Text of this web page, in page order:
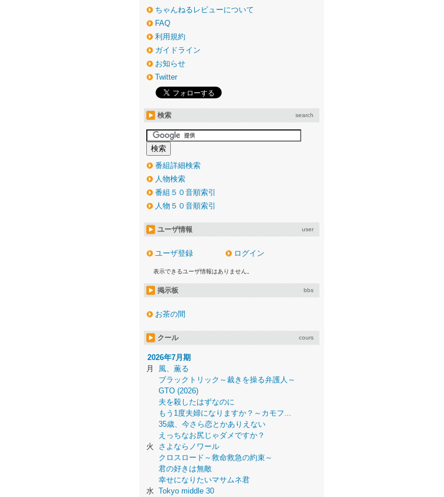
ちゃんねるレビューについて
FAQ
利用規約
ガイドライン
お知らせ
Twitter
検索 search
番組詳細検索
人物検索
番組５０音順索引
人物５０音順索引
ユーザ情報 user
ユーザ登録 ログイン
表示できるユーザ情報はありません。
掲示板 bbs
お茶の間
クール cours
2026年7月期
月
風、薫る
ブラックトリック～裁きを操る弁護人～
GTO (2026)
夫を殺したはずなのに
もう1度夫婦になりますか？～カモフ...
35歳、今さら恋とかありえない
えっちなお尻じゃダメですか？
火
さよならノワール
クロスロード～救命救急の約束～
君の好きは無敵
幸せになりたいマサムネ君
水 Tokyo middle 30